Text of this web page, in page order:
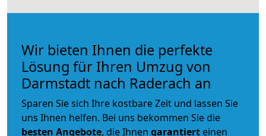
Wir bieten Ihnen die perfekte
Lösung für Ihren Umzug von
Darmstadt nach Raderach an
Sparen Sie sich Ihre kostbare Zeit und lassen Sie
uns Ihnen helfen. Bei uns bekommen Sie die
besten Angebote, die Ihnen garantiert einen